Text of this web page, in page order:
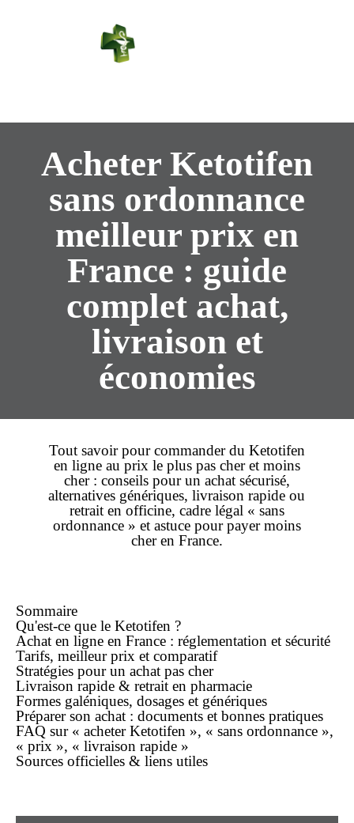
Acheter Ketotifen
sans ordonnance
meilleur prix en
France : guide
complet achat,
livraison et
économies
Tout savoir pourcommanderdu Ketotifen
en ligneau prix le plus pas cheret moins
cher: conseils pour un achatsécurisé,
alternatives génériques,livraison rapide ou
retrait en officine, cadre légal « sans
ordonnance» et astuce pour payermoins
cheren France.
Sommaire
Qu'est-ce que le Ketotifen ?
Achat en ligne en France : réglementation et sécurité
Tarifs, meilleur prix et comparatif
Stratégies pour un achat pas cher
Livraison rapide & retrait en pharmacie
Formes galéniques, dosages et génériques
Préparer son achat : documents et bonnes pratiques
FAQ sur « acheter Ketotifen », « sans ordonnance »,
« prix », « livraison rapide »
Sources officielles & liens utiles